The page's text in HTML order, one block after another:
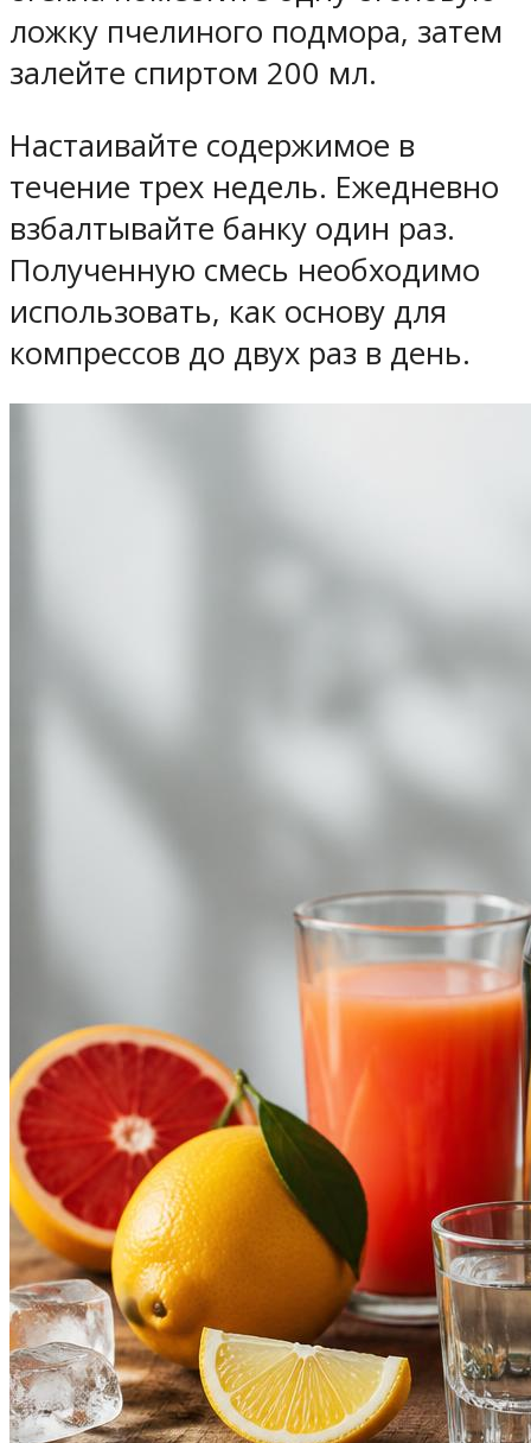
ложку пчелиного подмора, затем
залейте спиртом 200 мл.
Настаивайте содержимое в
течение трех недель. Ежедневно
взбалтывайте банку один раз.
Полученную смесь необходимо
использовать, как основу для
компрессов до двух раз в день.